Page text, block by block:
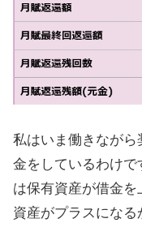
私はいま働きなが
金をしているわけ
は保有資産が借金
資産がプラスになる